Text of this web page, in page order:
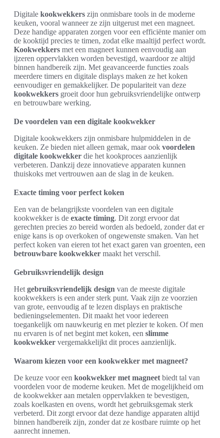
Digitale kookwekkers zijn onmisbare tools in de moderne
keuken, vooral wanneer ze zijn uitgerust met een magneet.
Deze handige apparaten zorgen voor een efficiënte manier om
de kooktijd precies te timen, zodat elke maaltijd perfect wordt.
Kookwekkers met een magneet kunnen eenvoudig aan
ijzeren oppervlakken worden bevestigd, waardoor ze altijd
binnen handbereik zijn. Met geavanceerde functies zoals
meerdere timers en digitale displays maken ze het koken
eenvoudiger en gemakkelijker. De populariteit van deze
kookwekkers groeit door hun gebruiksvriendelijke ontwerp
en betrouwbare werking.
De voordelen van een digitale kookwekker
Digitale kookwekkers zijn onmisbare hulpmiddelen in de
keuken. Ze bieden niet alleen gemak, maar ook voordelen
digitale kookwekker die het kookproces aanzienlijk
verbeteren. Dankzij deze innovatieve apparaten kunnen
thuiskoks met vertrouwen aan de slag in de keuken.
Exacte timing voor perfect koken
Een van de belangrijkste voordelen van een digitale
kookwekker is de exacte timing. Dit zorgt ervoor dat
gerechten precies zo bereid worden als bedoeld, zonder dat er
enige kans is op overkoken of ongewenste smaken. Van het
perfect koken van eieren tot het exact garen van groenten, een
betrouwbare kookwekker maakt het verschil.
Gebruiksvriendelijk design
Het gebruiksvriendelijk design van de meeste digitale
kookwekkers is een ander sterk punt. Vaak zijn ze voorzien
van grote, eenvoudig af te lezen displays en praktische
bedieningselementen. Dit maakt het voor iedereen
toegankelijk om nauwkeurig en met plezier te koken. Of men
nu ervaren is of net begint met koken, een slimme
kookwekker vergemakkelijkt dit proces aanzienlijk.
Waarom kiezen voor een kookwekker met magneet?
De keuze voor een kookwekker met magneet biedt tal van
voordelen voor de moderne keuken. Met de mogelijkheid om
de kookwekker aan metalen oppervlakken te bevestigen,
zoals koelkasten en ovens, wordt het gebruiksgemak sterk
verbeterd. Dit zorgt ervoor dat deze handige apparaten altijd
binnen handbereik zijn, zonder dat ze kostbare ruimte op het
aanrecht innemen.